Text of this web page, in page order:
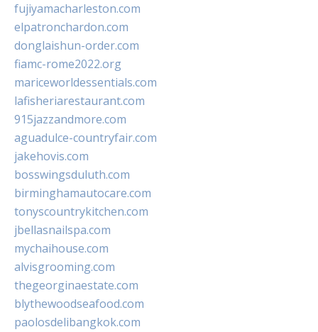
fujiyamacharleston.com
elpatronchardon.com
donglaishun-order.com
fiamc-rome2022.org
mariceworldessentials.com
lafisheriarestaurant.com
915jazzandmore.com
aguadulce-countryfair.com
jakehovis.com
bosswingsduluth.com
birminghamautocare.com
tonyscountrykitchen.com
jbellasnailspa.com
mychaihouse.com
alvisgrooming.com
thegeorginaestate.com
blythewoodseafood.com
paolosdelibangkok.com